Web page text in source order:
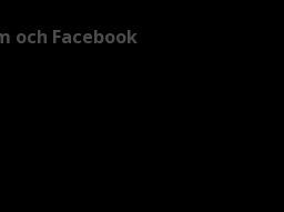
och Facebook